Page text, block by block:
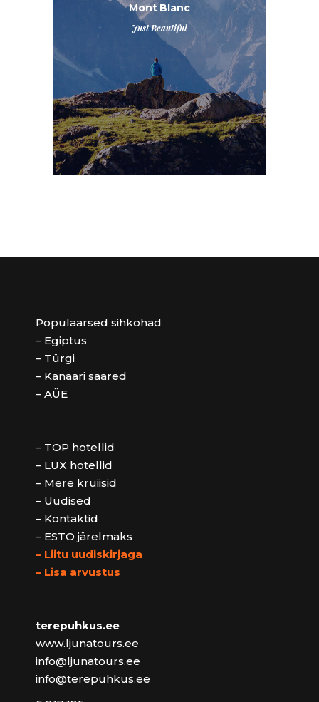
Mont Blanc
Just Beautiful
Populaarsed sihkohad
– Egiptus
– Türgi
– Kanaari saared
– AÜE
– TOP hotellid
– LUX hotellid
– Mere kruiisid
– Uudised
– Kontaktid
– ESTO järelmaks
– Liitu uudiskirjaga
– Lisa arvustus
terepuhkus.ee
www.ljunatours.ee
info@ljunatours.ee
info@terepuhkus.ee